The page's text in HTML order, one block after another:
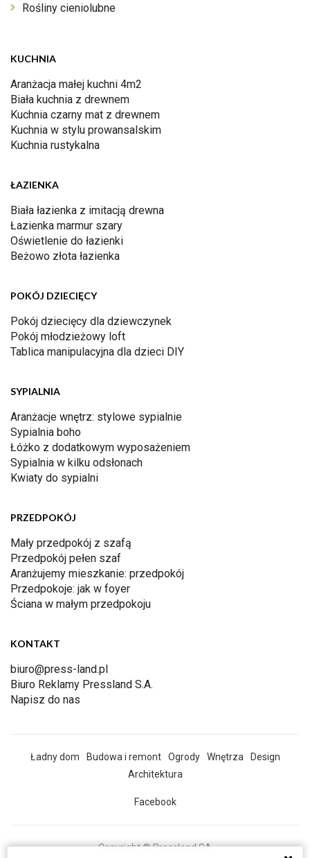
Rośliny cieniolubne
KUCHNIA
Aranżacja małej kuchni 4m2
Biała kuchnia z drewnem
Kuchnia czarny mat z drewnem
Kuchnia w stylu prowansalskim
Kuchnia rustykalna
ŁAZIENKA
Biała łazienka z imitacją drewna
Łazienka marmur szary
Oświetlenie do łazienki
Beżowo złota łazienka
POKÓJ DZIECIĘCY
Pokój dziecięcy dla dziewczynek
Pokój młodzieżowy loft
Tablica manipulacyjna dla dzieci DIY
SYPIALNIA
Aranżacje wnętrz: stylowe sypialnie
Sypialnia boho
Łóżko z dodatkowym wyposażeniem
Sypialnia w kilku odsłonach
Kwiaty do sypialni
PRZEDPOKÓJ
Mały przedpokój z szafą
Przedpokój pełen szaf
Aranżujemy mieszkanie: przedpokój
Przedpokoje: jak w foyer
Ściana w małym przedpokoju
KONTAKT
biuro@press-land.pl
Biuro Reklamy Pressland S.A.
Napisz do nas
Ładny dom Budowa i remont Ogrody Wnętrza
Design
Architektura
Facebook
Copyright © Pressland SA